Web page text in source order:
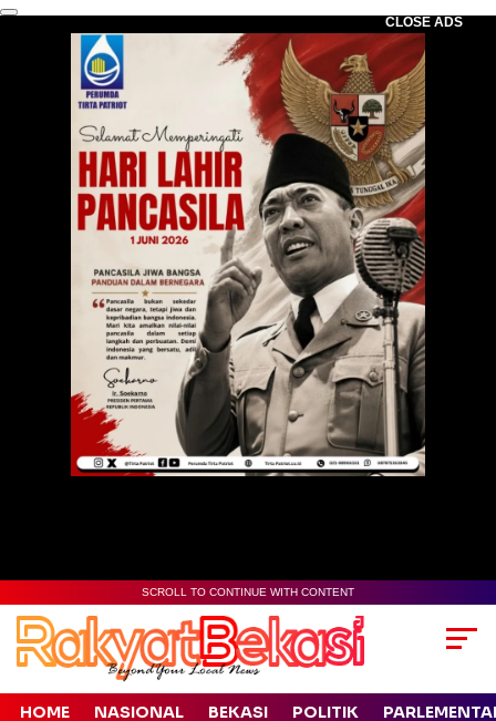
CLOSE ADS
SCROLL TO CONTINUE WITH CONTENT
HOME NASIONAL BEKASI POLITIK